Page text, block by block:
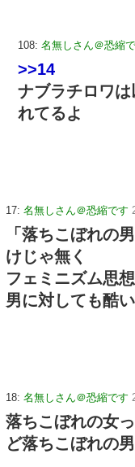
108: 名無しさん＠恐縮
>>14
ナブラチロワ
れてるよ
17: 名無しさん＠恐縮です
「落ちこぼれの
けじゃ無く
フェミニズム思
男に対しても酷
18: 名無しさん＠恐縮です
落ちこぼれの女
ど落ちこぼれの